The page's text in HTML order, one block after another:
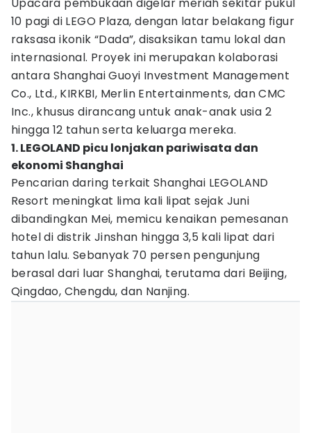
10 pagi di LEGO Plaza, dengan latar belakang figur
raksasa ikonik “Dada”, disaksikan tamu lokal dan
internasional. Proyek ini merupakan kolaborasi
antara Shanghai Guoyi Investment Management
Co., Ltd., KIRKBI, Merlin Entertainments, dan CMC
Inc., khusus dirancang untuk anak-anak usia 2
hingga 12 tahun serta keluarga mereka.
1. LEGOLAND picu lonjakan pariwisata dan
ekonomi Shanghai
Pencarian daring terkait Shanghai LEGOLAND
Resort meningkat lima kali lipat sejak Juni
dibandingkan Mei, memicu kenaikan pemesanan
hotel di distrik Jinshan hingga 3,5 kali lipat dari
tahun lalu. Sebanyak 70 persen pengunjung
berasal dari luar Shanghai, terutama dari Beijing,
Qingdao, Chengdu, dan Nanjing.